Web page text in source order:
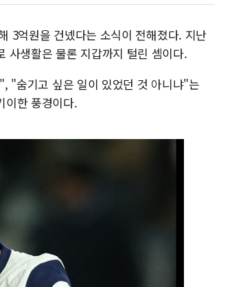
폐기물 수거하다 참변…60대
서울 중랑구 주택가서 흉기 난
李대통령 "결혼 때문에 손해
추미애, '위안부' 피해자 기림
인천 선재도 갯벌서 해루질
인천서 말다툼 중 어머니 흉
'화합' 꺼낸 김민석에 '뻔뻔'
李대통령, ISA 개편 재검토
동해중부 전 해상 풍랑주의
3억원을 건넸다는 소식이 전해졌다. 지난
사생활은 물론 지갑까지 털린 셈이다.
"숨기고 싶은 일이 있었던 것 아니냐"는
이한 풍경이다.